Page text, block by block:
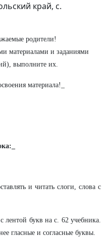
край, с.
родители!
материалами и заданиями
выполните их.
материала!_
и читать слоги, слова с
лентой букв на с. 62 учебника.
гласные и согласные буквы.